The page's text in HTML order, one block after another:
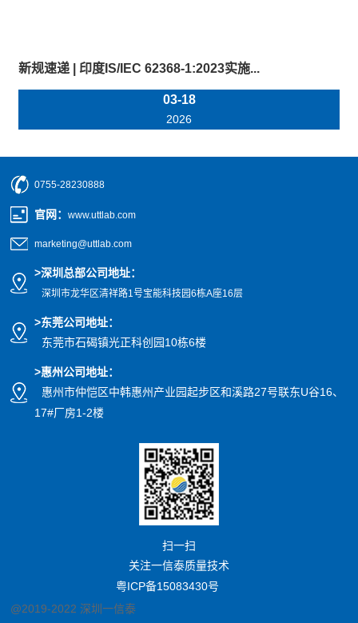
新规速递 | 印度IS/IEC 62368-1:2023实施...
03-18
2026
0755-28230888
官网 ：www.uttlab.com
marketing@uttlab.com
>深圳总部公司地址：
深圳市龙华区清祥路1号宝能科技园6栋A座16层
>东莞公司地址：
东莞市石碣镇光正科创园10栋6楼
>惠州公司地址：
惠州市仲恺区中韩惠州产业园起步区和溪路27号联东U谷16、
17#厂房1-2楼
扫一扫
关注一信泰质量技术
粤ICP备15083430号
@2019-2022 深圳一信泰